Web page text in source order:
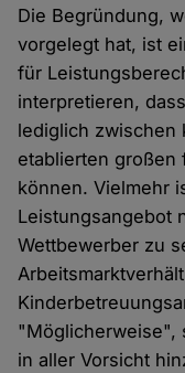
Die Begründung,
vorgelegt hat, ist
für
interpretieren,
lediglich zwischen
etablierten großen
können. Vielmehr
Leistungsangebot
Wettbewerber zu
"Möglicherweise",
in aller Vorsicht